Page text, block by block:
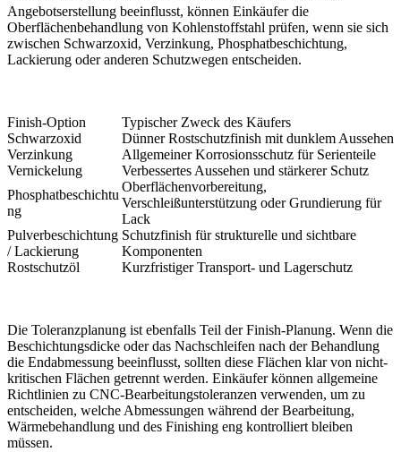
Angebotserstellung beeinflusst, können Einkäufer die
Oberflächenbehandlung von Kohlenstoffstahl prüfen, wenn sie sich
zwischen Schwarzoxid, Verzinkung, Phosphatbeschichtung,
Lackierung oder anderen Schutzwegen entscheiden.
Finish-Option
Typischer Zweck des Käufers
Schwarzoxid
Dünner Rostschutzfinish mit dunklem Aussehen
Verzinkung
Allgemeiner Korrosionsschutz für Serienteile
Vernickelung
Verbessertes Aussehen und stärkerer Schutz
Phosphatbeschichtu
ng
Oberflächenvorbereitung,
Verschleißunterstützung oder Grundierung für
Lack
Pulverbeschichtung
/ Lackierung
Schutzfinish für strukturelle und sichtbare
Komponenten
Rostschutzöl
Kurzfristiger Transport- und Lagerschutz
Die Toleranzplanung ist ebenfalls Teil der Finish-Planung. Wenn die
Beschichtungsdicke oder das Nachschleifen nach der Behandlung
die Endabmessung beeinflusst, sollten diese Flächen klar von nicht-
kritischen Flächen getrennt werden. Einkäufer können allgemeine
Richtlinien zu CNC-Bearbeitungstoleranzen verwenden, um zu
entscheiden, welche Abmessungen während der Bearbeitung,
Wärmebehandlung und des Finishing eng kontrolliert bleiben
müssen.